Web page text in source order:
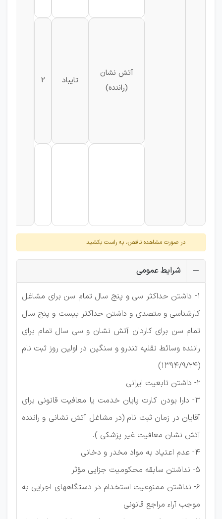
آتش نشان
(راننده)
تایباد 2
در صورت مشاهده ناقص، به راست بکشید
شرایط عمومی
1- داشتن حداکثر سی و پنج سال تمام سن برای مشاغل
کارشناسی و متصدی و داشتن حداکثر بیست و پنج سال
تمام سن برای کاردان آتش نشان و سی سال تمام برای
راننده وسائط نقلیه تندرو و سنگین در اولین روز ثبت نام
(
1394/9/24
)
2- داشتن تابعیت ایرانی
3- دارا بودن کارت پایان خدمت یا معافیت قانونی برای
آقایان در زمان ثبت نام (در مشاغل آتش نشانی و راننده
آتش نشان معافیت غیر پزشکی ).
4- عدم اعتیاد به مواد مخدر و دخانی
5- نداشتن سابقه محکومیت جزایی مؤثر
6- نداشتن ممنوعیت استخدام در دستگاههای اجرایی به
موجب آراء مراجع قانونی